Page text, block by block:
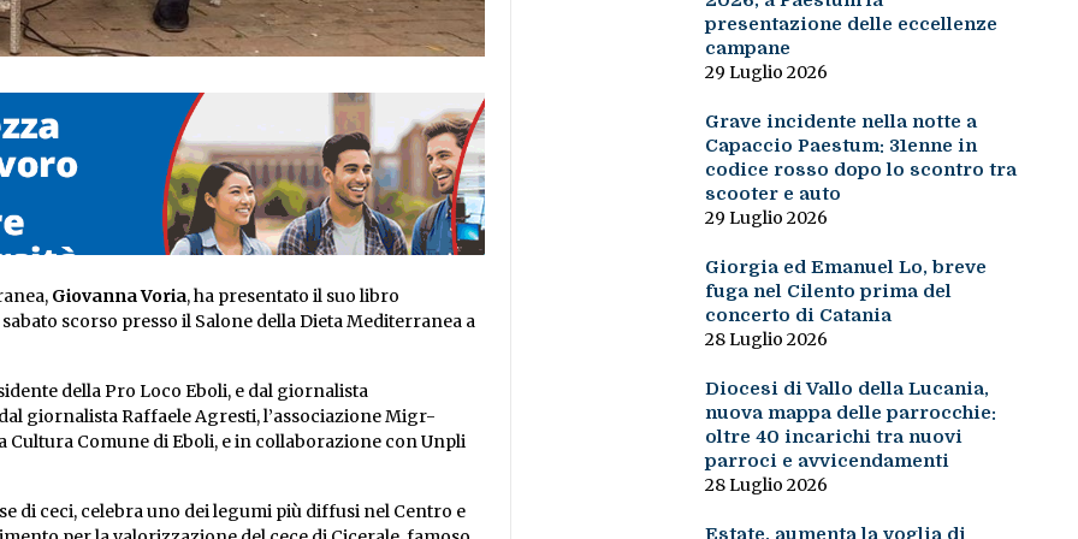
Giovanna Voria, ha presentato il suo libro
scorso presso il Salone della Dieta Mediterranea a
della Pro Loco Eboli, e dal giornalista
giornalista Raffaele Agresti, l’associazione Migr-
Comune di Eboli, e in collaborazione con Unpli
di ceci, celebra uno dei legumi più diffusi nel Centro e
presentazione delle eccellenze
campane
29 Luglio 2026
Grave incidente nella notte a
Capaccio Paestum: 31enne in
codice rosso dopo lo scontro tra
scooter e auto
29 Luglio 2026
Giorgia ed Emanuel Lo, breve
fuga nel Cilento prima del
concerto di Catania
28 Luglio 2026
Diocesi di Vallo della Lucania,
nuova mappa delle parrocchie:
oltre 40 incarichi tra nuovi
parroci e avvicendamenti
28 Luglio 2026
Estate, aumenta la voglia di